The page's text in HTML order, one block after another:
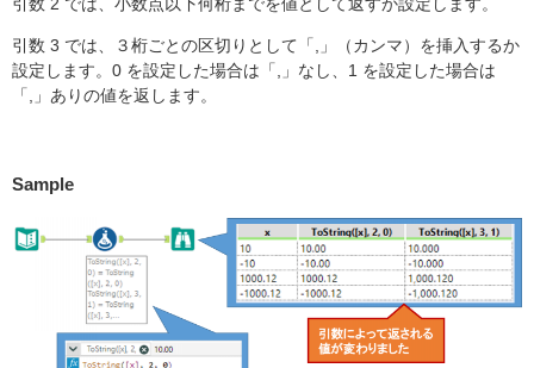
引数 3 では、３桁ごとの区切りとして「,」（カンマ）を挿入するか
設定します。0 を設定した場合は「,」なし、1 を設定した場合は
「,」ありの値を返します。
Sample